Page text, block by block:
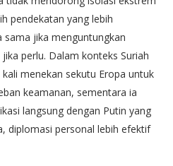
pendekatan yang lebih
sama jika menguntungkan
perlu. Dalam konteks Suriah
menekan sekutu Eropa untuk
keamanan, sementara ia
langsung dengan Putin yang
diplomasi personal lebih efektif